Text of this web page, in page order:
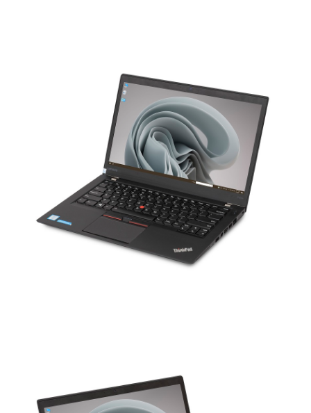
việc và giá thành của sản phẩm.
T460s cũng xuất hiện giao tiếp ổ cứng siêu tốc PCIe.